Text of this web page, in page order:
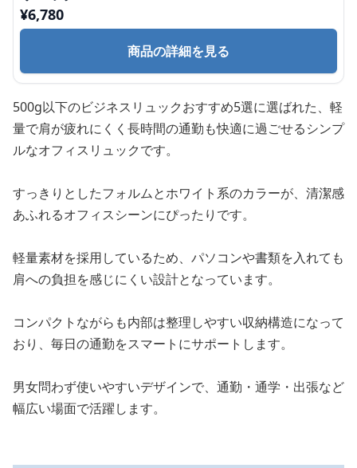
¥6,780
商品の詳細を見る
500g以下のビジネスリュックおすすめ5選に選ばれた、軽
量で肩が疲れにくく長時間の通勤も快適に過ごせるシンプ
ルなオフィスリュックです。
すっきりとしたフォルムとホワイト系のカラーが、清潔感
あふれるオフィスシーンにぴったりです。
軽量素材を採用しているため、パソコンや書類を入れても
肩への負担を感じにくい設計となっています。
コンパクトながらも内部は整理しやすい収納構造になって
おり、毎日の通勤をスマートにサポートします。
男女問わず使いやすいデザインで、通勤・通学・出張など
幅広い場面で活躍します。